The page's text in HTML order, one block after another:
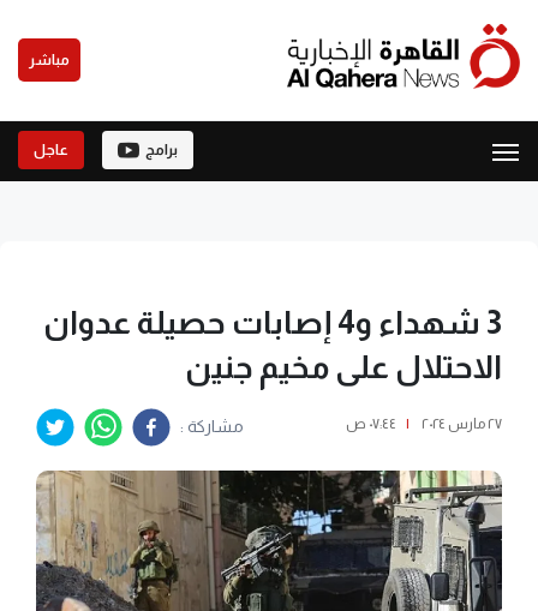
مباشر
برامج عاجل
3 شهداء و4 إصابات حصيلة عدوان
الاحتلال على مخيم جنين
٢٧ مارس ٢٠٢٤ | ٠٧:٤٤ ص مشاركة :